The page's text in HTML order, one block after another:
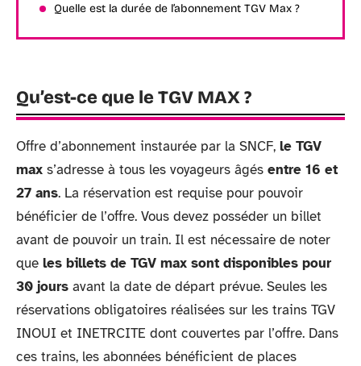
Quelle est la durée de l’abonnement TGV Max ?
Qu’est-ce que le TGV MAX ?
Offre d’abonnement instaurée par la SNCF, le TGV
max s’adresse à tous les voyageurs âgés entre 16 et
27 ans. La réservation est requise pour pouvoir
bénéficier de l’offre. Vous devez posséder un billet
avant de pouvoir un train. Il est nécessaire de noter
que les billets de TGV max sont disponibles pour
30 jours avant la date de départ prévue. Seules les
réservations obligatoires réalisées sur les trains TGV
INOUI et INETRCITE dont couvertes par l’offre. Dans
ces trains, les abonnées bénéficient de places